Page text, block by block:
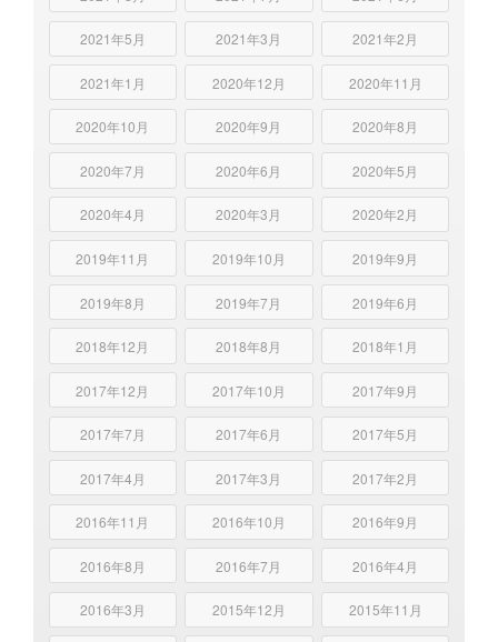
2021年5月 2021年3月 2021年2月
2021年1月 2020年12月 2020年11月
2020年10月 2020年9月 2020年8月
2020年7月 2020年6月 2020年5月
2020年4月 2020年3月 2020年2月
2019年11月 2019年10月 2019年9月
2019年8月 2019年7月 2019年6月
2018年12月 2018年8月 2018年1月
2017年12月 2017年10月 2017年9月
2017年7月 2017年6月 2017年5月
2017年4月 2017年3月 2017年2月
2016年11月 2016年10月 2016年9月
2016年8月 2016年7月 2016年4月
2016年3月 2015年12月 2015年11月